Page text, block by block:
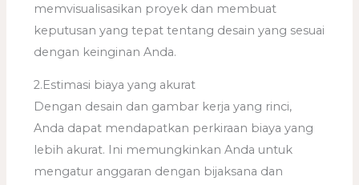
memvisualisasikan proyek dan membuat
keputusan yang tepat tentang desain yang sesuai
dengan keinginan Anda.
2.Estimasi biaya yang akurat
Dengan desain dan gambar kerja yang rinci,
Anda dapat mendapatkan perkiraan biaya yang
lebih akurat. Ini memungkinkan Anda untuk
mengatur anggaran dengan bijaksana dan